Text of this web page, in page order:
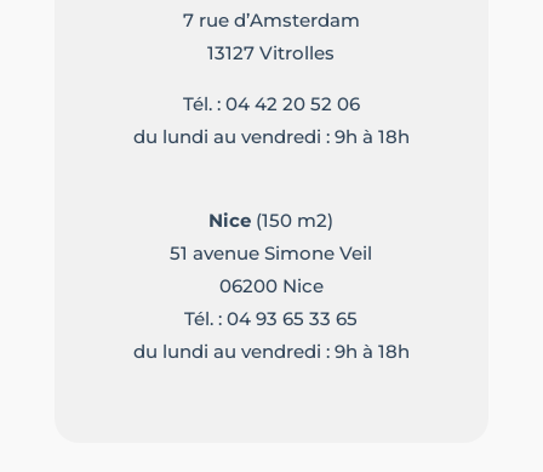
7 rue d’Amsterdam
13127 Vitrolles
Tél. : 04 42 20 52 06
du lundi au vendredi : 9h à 18h
Nice (150 m2)
51 avenue Simone Veil
06200 Nice
Tél. :04 93 65 33 65
du lundi au vendredi : 9h à 18h